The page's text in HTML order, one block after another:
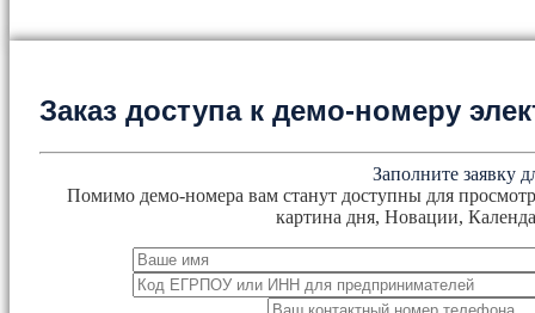
Заказ доступа к демо-номеру
Заполните заявку
Помимо демо-номера вам станут доступны для
картина дня, Новации,